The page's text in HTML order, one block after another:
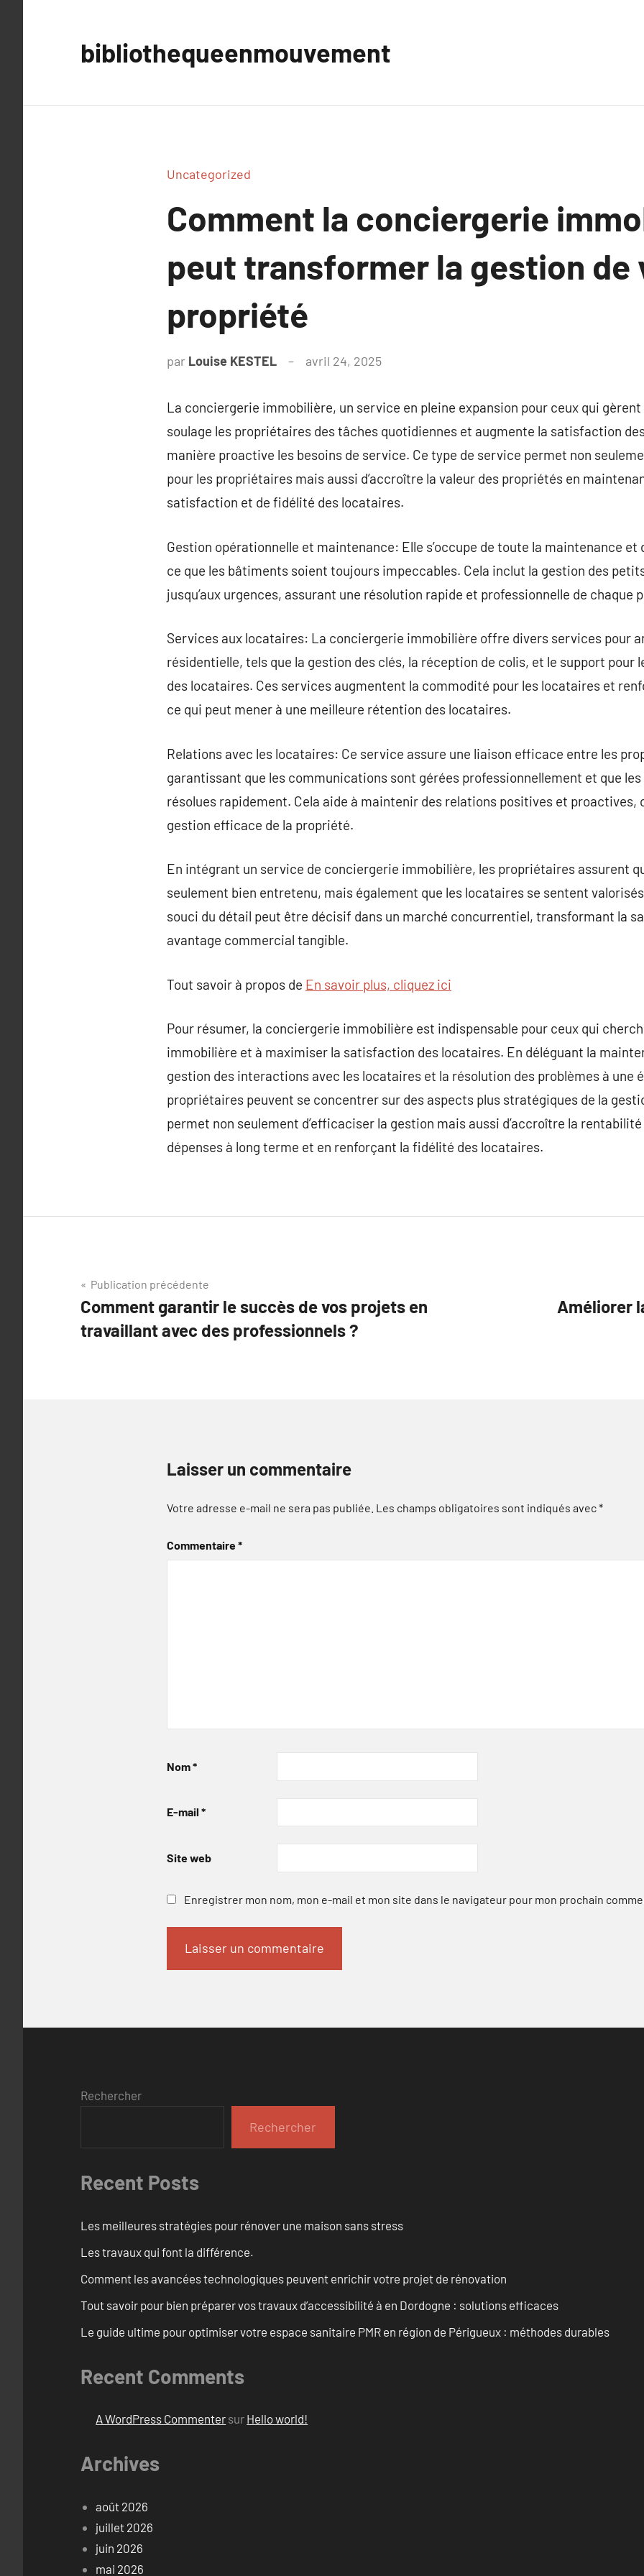
bibliothequeenmouvement
Uncategorized
Comment la conciergerie
peut transformer la gestion de
propriété
par Louise KESTEL avril 24, 2025
La conciergerie immobilière, un service en pleine expansion pour ceux qui
soulage les propriétaires des tâches quotidiennes et augmente la satisfaction
manière proactive les besoins de service. Ce type de service permet non
pour les propriétaires mais aussi d’accroître la valeur des propriétés en
satisfaction et de fidélité des locataires.
Gestion opérationnelle et maintenance: Elle s’occupe de toute la maintenance
ce que les bâtiments soient toujours impeccables. Cela inclut la gestion des
jusqu’aux urgences, assurant une résolution rapide et professionnelle de chaque
Services aux locataires: La conciergerie immobilière offre divers services pour
résidentielle, tels que la gestion des clés, la réception de colis, et le support pour
des locataires. Ces services augmentent la commodité pour les locataires et
ce qui peut mener à une meilleure rétention des locataires.
Relations avec les locataires: Ce service assure une liaison efficace entre les
garantissant que les communications sont gérées professionnellement et que
résolues rapidement. Cela aide à maintenir des relations positives et proactives,
gestion efficace de la propriété.
En intégrant un service de conciergerie immobilière, les propriétaires assurent
seulement bien entretenu, mais également que les locataires se sentent
souci du détail peut être décisif dans un marché concurrentiel, transformant la
avantage commercial tangible.
Tout savoir à propos de En savoir plus, cliquez ici
Pour résumer, la conciergerie immobilière est indispensable pour ceux qui
immobilière et à maximiser la satisfaction des locataires. En déléguant la
gestion des interactions avec les locataires et la résolution des problèmes à une
propriétaires peuvent se concentrer sur des aspects plus stratégiques de la
permet non seulement d’efficaciser la gestion mais aussi d’accroître la
dépenses à long terme et en renforçant la fidélité des locataires.
Navigation
de
l’article
Publication précédente
Comment garantir le succès de vos projets en
travaillant avec des professionnels ?
Améliorer
Laisser un commentaire
Votre adresse e-mail ne sera pas publiée. Les champs obligatoires sont indiqués avec*
Commentaire*
Nom*
E-mail *
Site web
Enregistrer mon nom, mon e-mail et mon site dans le navigateur pour mon prochain
Rechercher
Rechercher
Recent Posts
Les meilleures stratégies pour rénover une maison sans stress
Les travaux qui font la différence.
Comment les avancées technologiques peuvent enrichir votre projet de rénovation
Tout savoir pour bien préparer vos travaux d’accessibilité à en Dordogne : solutions efficaces
Le guide ultime pour optimiser votre espace sanitaire PMR en région de Périgueux : méthodes durables
Recent Comments
A WordPress Commenter sur Hello world!
Archives
août 2026
juillet 2026
juin 2026
mai 2026